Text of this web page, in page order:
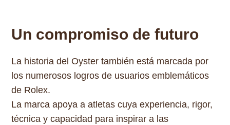
Un compromiso de futuro
La historia del Oyster también está marcada por
los numerosos logros de usuarios emblemáticos
de Rolex.
La marca apoya a atletas cuya experiencia, rigor,
técnica y capacidad para inspirar a las